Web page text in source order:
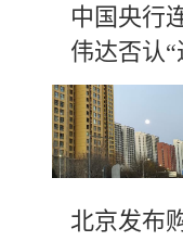
中国央行
伟达否认
北京发布